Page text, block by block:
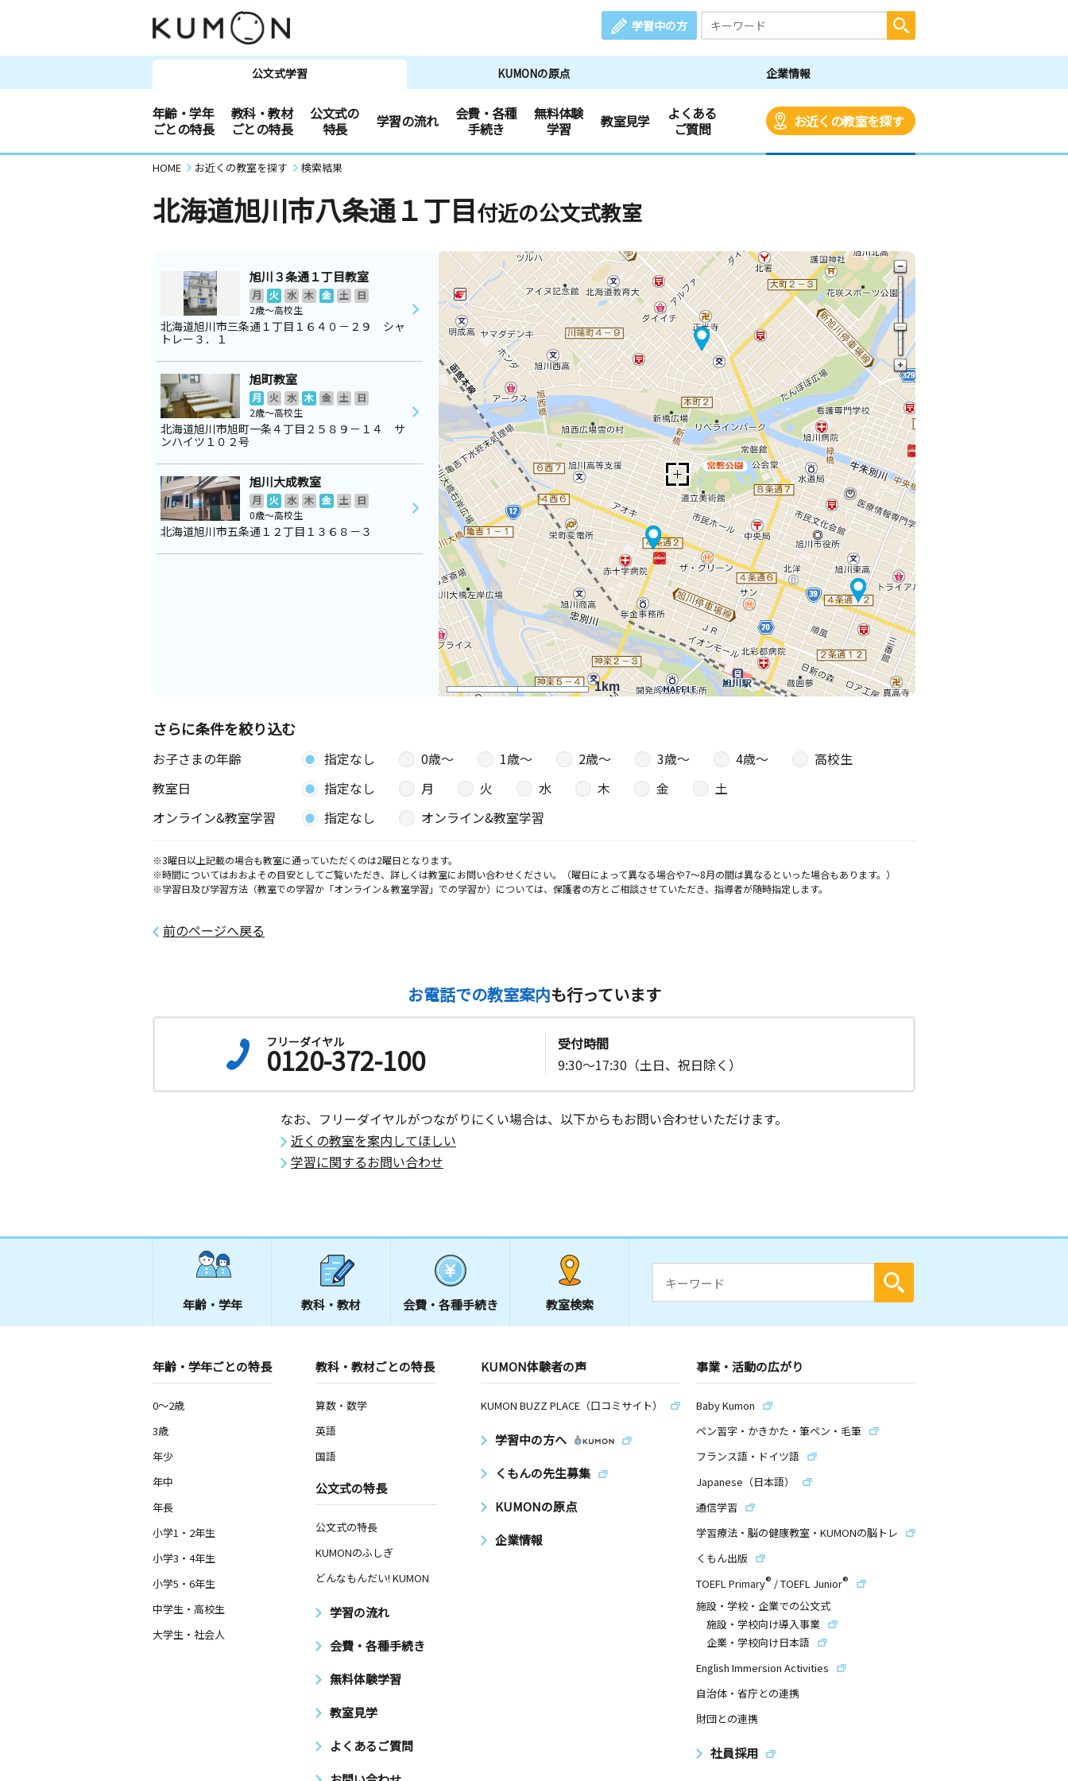
学習中の方
公文式学習 KUMONの原点 企業情報
年齢・学年
ごとの特長
教科・教材
ごとの特長
公文式の
特長
学習の流れ
会費・各種
手続き
無料体験
学習
教室見学
よくある
ご質問
お近くの教室を探す
HOME お近くの教室を探す 検索結果
北海道旭川市八条通１丁目付近の公文式教室
1km
旭川３条通１丁目教室
月 火 水 木 金 土
日
2歳～高校生
北海道旭川市三条通１丁目１６４０－２９ シャ
トレー３．１
旭町教室
月 火 水 木 金 土
日
2歳～高校生
北海道旭川市旭町一条４丁目２５８９－１４ サ
ンハイツ１０２号
旭川大成教室
月 火 水 木 金 土
日
0歳～高校生
北海道旭川市五条通１２丁目１３６８－３
さらに条件を絞り込む
お子さまの年齢 指定なし 0歳〜 1歳〜 2歳〜 3歳〜 4歳〜
高校生
教室日
指定なし 月 火 水 木 金
土
オンライン&教室学習
指定なし オンライン&教室学習
※3曜日以上記載の場合も教室に通っていただくのは2曜日となります。
※時間についてはおおよその目安としてご覧いただき、詳しくは教室にお問い合わせください。（曜日によって異なる場合や7～8月の間は異なるといった場合もあります。）
※学習日及び学習方法（教室での学習か「オンライン＆教室学習」での学習か）については、保護者の方とご相談させていただき、指導者が随時指定します。
前のページへ戻る
お電話での教室案内も行っています
フリーダイヤル
0120-372-100
受付時間
9:30～17:30（土日、祝日除く）
なお、フリーダイヤルがつながりにくい場合は、以下からもお問い合わせいただけます。
近くの教室を案内してほしい
学習に関するお問い合わせ
年齢・学年 教科・教材 会費・ 各種手続き 教室検索
年齢・学年ごとの特長
0～2歳
3歳
年少
年中
年長
小学1・2年生
小学3・4年生
小学5・6年生
中学生・高校生
大学生・社会人
教科・教材ごとの特長
算数・数学
英語
国語
公文式の特長
公文式の特長
KUMONのふしぎ
どんなもんだい! KUMON
学習の流れ
会費・各種手続き
無料体験学習
教室見学
よくあるご質問
KUMON体験者の声
KUMON BUZZ PLACE（口コミサイト）
学習中の方へ
くもんの先生募集
KUMONの原点
企業情報
事業・活動の広がり
Baby Kumon
ペン習字・かきかた・筆ペン・毛筆
フランス語・ドイツ語
Japanese（日本語）
通信学習
学習療法・脳の健康教室・KUMONの脳トレ
くもん出版
TOEFL Primary® /TOEFL Junior®
施設・学校・企業での公文式
施設・学校向け導入事業
企業・学校向け日本語
English Immersion Activities
自治体・省庁との連携
財団との連携
社員採用